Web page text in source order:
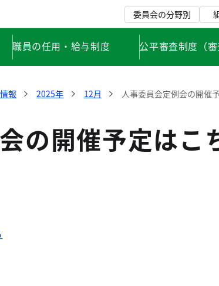
委員会の分野別
職員の任用・給与制度 公平審査制度（審
報 2025年 12月 人事委員会定例会の開催
の開催予定はこ